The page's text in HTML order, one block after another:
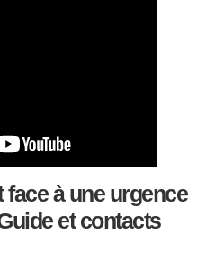
à une urgence
et contacts